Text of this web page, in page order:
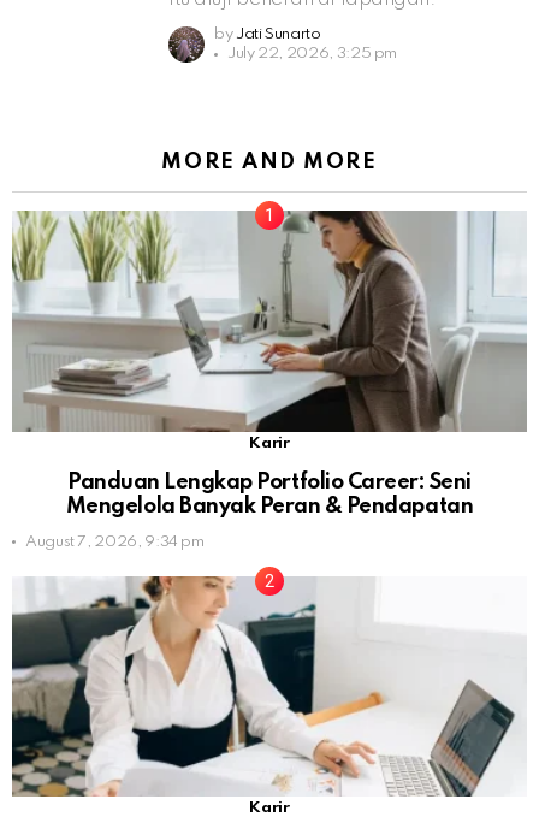
by Jati Sunarto
July 22, 2026, 3:25 pm
MORE AND MORE
Karir
Panduan Lengkap Portfolio Career: Seni
Mengelola Banyak Peran & Pendapatan
August 7, 2026, 9:34 pm
Karir